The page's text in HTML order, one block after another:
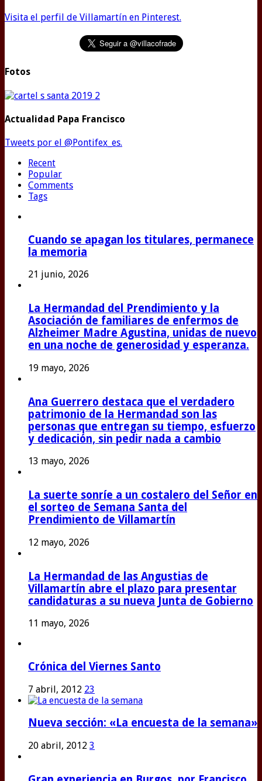
Visita el perfil de Villamartín en Pinterest.
Fotos
Actualidad Papa Francisco
Tweets por el @Pontifex_es.
Recent
Popular
Comments
Tags
Cuando se apagan los titulares, permanece
la memoria
21 junio, 2026
La Hermandad del Prendimiento y la
Asociación de familiares de enfermos de
Alzheimer Madre Agustina, unidas de nuevo
en una noche de generosidad y esperanza.
19 mayo, 2026
Ana Guerrero destaca que el verdadero
patrimonio de la Hermandad son las
personas que entregan su tiempo, esfuerzo
y dedicación, sin pedir nada a cambio
13 mayo, 2026
La suerte sonríe a un costalero del Señor en
el sorteo de Semana Santa del
Prendimiento de Villamartín
12 mayo, 2026
La Hermandad de las Angustias de
Villamartín abre el plazo para presentar
candidaturas a su nueva Junta de Gobierno
11 mayo, 2026
Crónica del Viernes Santo
7 abril, 2012 23
Nueva sección: «La encuesta de la semana»
20 abril, 2012 3